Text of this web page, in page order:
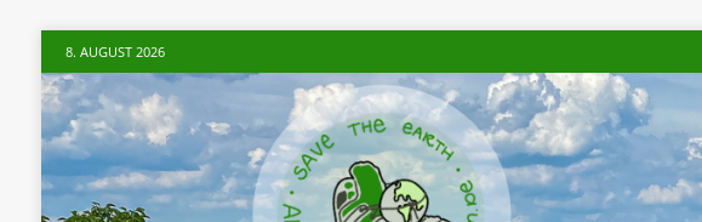
8. AUGUST 2026